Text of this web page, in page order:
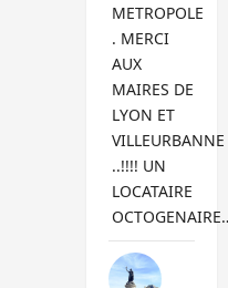
METROPOLE
. MERCI
AUX
MAIRES DE
LYON ET
VILLEURBANNE
..!!!! UN
LOCATAIRE